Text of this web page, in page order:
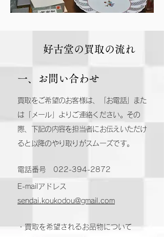
好古堂の買取の流れ
一、お問い合わせ
買取をご希望のお客様は、「お電話」また
は「メール」よりご連絡ください。その
際、下記の内容を担当者にお伝えいただけ
ると以降のやり取りがスムーズです。
電話番号 022-394-2872
E-mailアドレス
sendai.koukodou@gmail.com
・買取を希望されるお品物について